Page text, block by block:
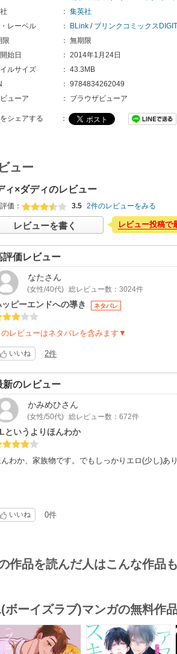
： 集英社
レーベル
： BLink / ブリンクコミックス
限
： 無期限
始日
： 2014年1月24日
ルサイズ
： 43.3MB
： 9784834262049
ューア
： ブラウザビューア
シェアする ：
ュー
ィ×ダディのレビュー
価： 3.5 2件のレビューをみる
レビューを書く レビュー投稿で
評価レビュー
なた さん
(女性/40代) 総レビュー数：3024件
ッピーエンドへの導き ネタバレ
のレビューはネタバレを含みます▼
いいね 2件
新のレビュー
かみめひさん
(女性/50代) 総レビュー数：672件
というよりほんわか
わか、家族物です。でもしっかりエロ(少し)あ
いいね 0件
作品を読んだ人はこんな作品
ボーイズラブ)マンガの無料作